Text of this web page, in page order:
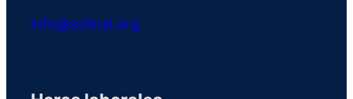
info@solinal.org